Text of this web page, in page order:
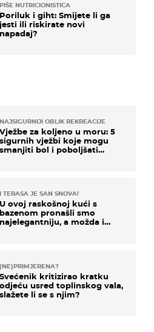
PIŠE NUTRICIONISTICA
Poriluk i giht: Smijete li ga
jesti ili riskirate novi
napadaj?
NAJSIGURNIJI OBLIK REKREACIJE
Vježbe za koljeno u moru: 5
sigurnih vježbi koje mogu
smanjiti bol i poboljšati
I TERASA JE SAN SNOVA!
U ovoj raskošnoj kući s
bazenom pronašli smo
najelegantniju, a možda i
(NE)PRIMJERENA?
Svećenik kritizirao kratku
odjeću usred toplinskog vala,
slažete li se s njim?